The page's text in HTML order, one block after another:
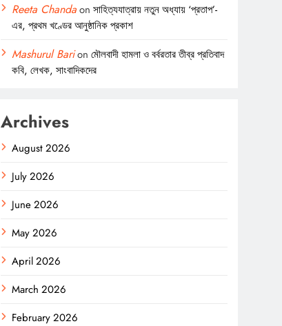
Reeta Chandaonসাহিত্যযাত্রায় নতুন অধ্যায় ‘প্রতাপ’-
এর, প্রথম খণ্ডের আনুষ্ঠানিক প্রকাশ
Mashurul Barionমৌলবাদী হামলা ও বর্বরতার তীব্র প্রতিবাদ
কবি, লেখক, সাংবাদিকদের
Archives
August 2026
July 2026
June 2026
May 2026
April 2026
March 2026
February 2026